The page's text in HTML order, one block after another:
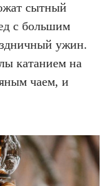
сытный
с большим
ужин.
катанием на
чаем, и